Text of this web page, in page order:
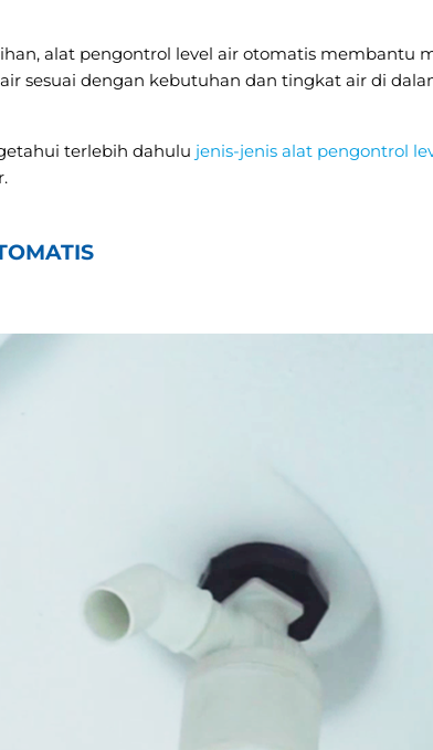
alat pengontrol level air otomatis membantu
sesuai dengan kebutuhan dan tingkat air di
terlebih dahulu jenis-jenis alat pengontrol